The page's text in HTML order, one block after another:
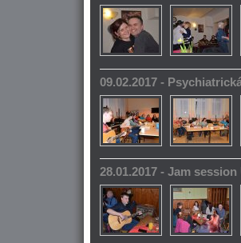
09.02.2017 -
28.01.2017 - Jam